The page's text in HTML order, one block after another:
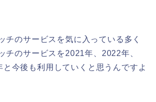
チのサービスを気に入っている多く
チのサービスを2021年、2022年、
今後も利用していくと思うんですよ